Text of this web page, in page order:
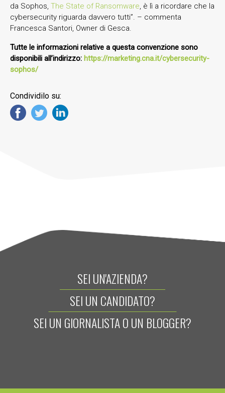
da Sophos, The State of Ransomware, è lì a ricordare che la
cybersecurity riguarda davvero tutti”. – commenta
Francesca Santori, Owner di Gesca.
Tutte le informazioni relative a questa convenzione sono
disponibili all’indirizzo: https://marketing.cna.it/cybersecurity-
sophos/
Condividilo su:
SEI UN'AZIENDA?
SEI UN CANDIDATO?
SEI UN GIORNALISTA O UN BLOGGER?